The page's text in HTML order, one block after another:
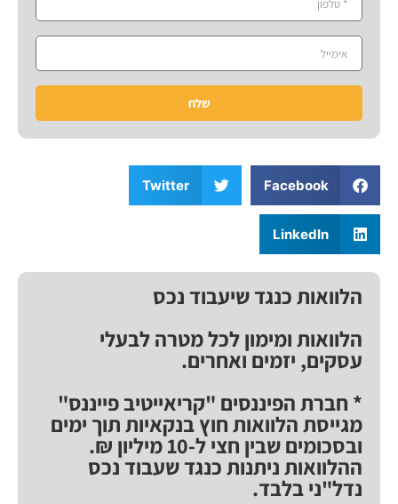
שלח
Facebook
Twitter
LinkedIn
הלוואות כנגד שיעבוד נכס
הלוואות ומימון לכל מטרה לבעלי
עסקים, יזמים ואחרים.
* חברת הפיננסים "קריאייטיב פייננס"
מגייסת הלוואות חוץ בנקאיות תוך ימים
ובסכומים שבין חצי ל-10 מיליון ₪.
ההלוואות ניתנות כנגד שעבוד נכס
נדל"ני בלבד.